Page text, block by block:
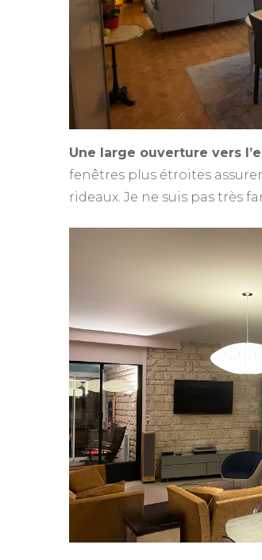
Une large ouverture vers
fenêtres plus étroites
rideaux. Je ne suis pas très